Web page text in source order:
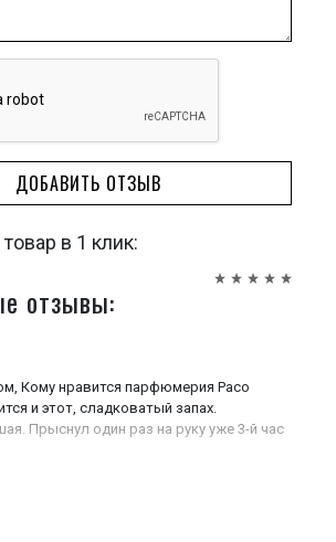
ДОБАВИТЬ ОТЗЫВ
в 1 клик:
отзывы:
Кому нравится парфюмерия Paco
и этот, сладковатый запах.
Прыснул один раз на руку уже 3-й час